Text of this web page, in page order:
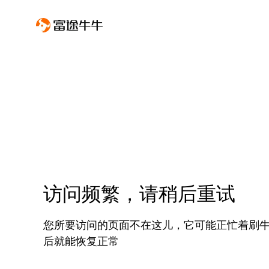
访问频繁，请稍后重试
您所要访问的页面不在这儿，它可能正忙着刷
后就能恢复正常